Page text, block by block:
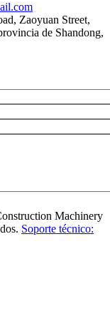
Zaoyuan Street,
de Shandong,
Machinery
Soporte técnico: